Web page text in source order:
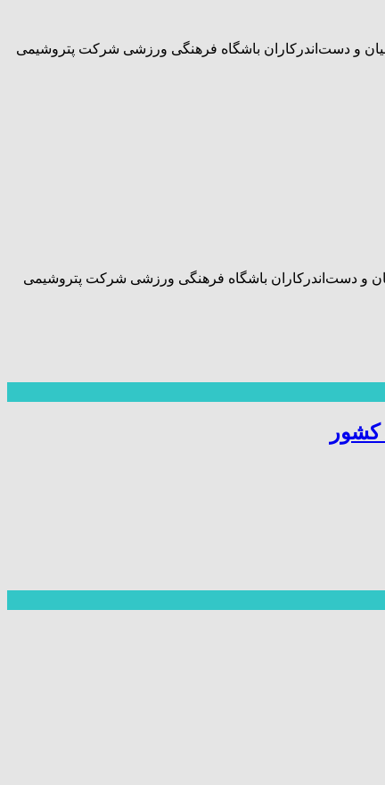
، مربیان و دست‌اندرکاران باشگاه فرهنگی ورزشی شرکت پتروشیمی
، مربیان و دست‌اندرکاران باشگاه فرهنگی ورزشی شرکت پتروشیمی